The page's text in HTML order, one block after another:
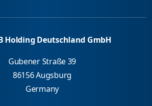
Holding Deutschland GmbH
Gubener Straße 39
86156 Augsburg
Germany